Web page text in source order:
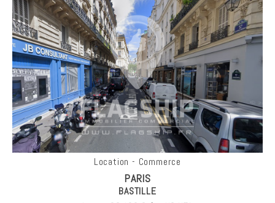
Location - Commerce
PARIS
BASTILLE